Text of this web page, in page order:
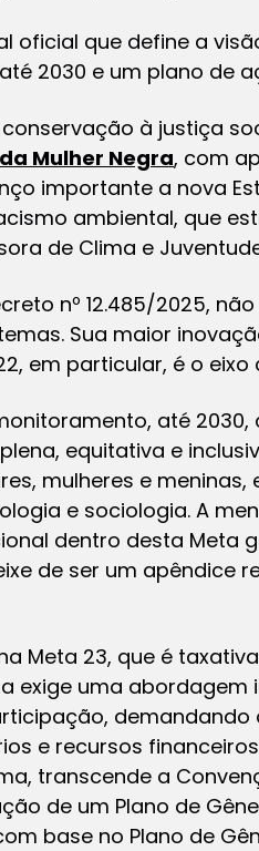
oficial que define a
2030 e um plano de
à justiça
Mulher Negra, com
importante a nova
ambiental, que
de Clima e
nº 12.485/2025,
Sua maior
em particular, é o
até
equitativa e
mulheres e meninas, e
e sociologia. A
dentro desta Meta
de ser um apêndice
Meta 23, que é
exige uma
e recursos
transcende a
de um Plano de
base no Plano de